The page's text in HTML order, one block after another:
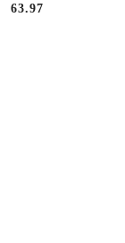
Cena:
63.97